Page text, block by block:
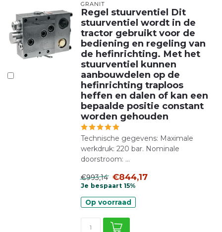
GRANIT
Regel stuurventiel Dit
stuurventiel wordt in de
tractor gebruikt voor de
bediening en regeling van
de hefinrichting. Met het
stuurventiel kunnen
aanbouwdelen op de
hefinrichting traploos
heffen en dalen of kan een
bepaalde positie constant
worden gehouden
Technische gegevens: Maximale
werkdruk: 220 bar. Nominale
doorstroom: ...
€993,14 €844,17
Je bespaart 15%
Op voorraad